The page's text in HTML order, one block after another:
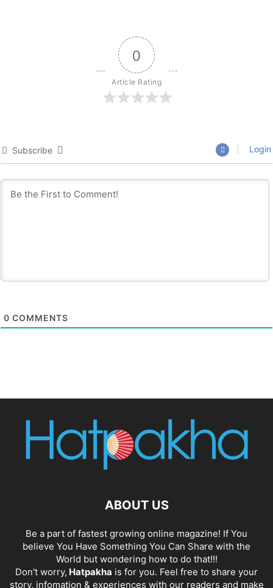
0
Article Rating
Subscribe Login
0 COMMENTS
ABOUT US
Be a part of fastest growing online magazine! If You
believe You Have Something You Can Share with the
World but wondering how to do that!!!
Don't worry, Hatpakha is for you. Feel free to share your
story, infomation & experiences with our readers and make